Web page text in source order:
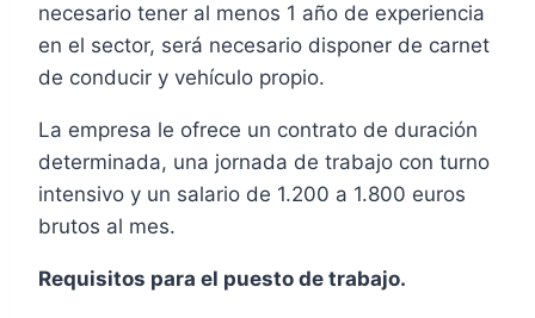
necesario tener al menos 1 año de experiencia
en el sector, será necesario disponer de carnet
de conducir y vehículo propio.
La empresa le ofrece un contrato de duración
determinada, una jornada de trabajo con turno
intensivo y un salario de 1.200 a 1.800 euros
brutos al mes.
Requisitos para el puesto de trabajo.